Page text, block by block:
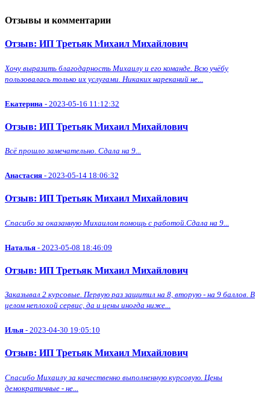
Отзывы и комментарии
Отзыв: ИП Третьяк Михаил Михайлович
Хочу выразить благодарность Михаилу и его команде. Всю учёбу
пользовалась только их услугами. Никаких нареканий не...
Екатерина - 2023-05-16 11:12:32
Отзыв: ИП Третьяк Михаил Михайлович
Всё прошло замечательно. Сдала на 9...
Анастасия - 2023-05-14 18:06:32
Отзыв: ИП Третьяк Михаил Михайлович
Спасибо за оказанную Михаилом помощь с работой.Сдала на 9...
Наталья - 2023-05-08 18:46:09
Отзыв: ИП Третьяк Михаил Михайлович
Заказывал 2 курсовые. Первую раз защитил на 8, вторую - на 9 баллов. В
целом неплохой сервис, да и цены иногда ниже...
Илья - 2023-04-30 19:05:10
Отзыв: ИП Третьяк Михаил Михайлович
Спасибо Михаилу за качественно выполненную курсовую. Цены
демократичные - не...